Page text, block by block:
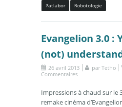
Patlabor
Robotologie
Evangelion 3.0 :
(not)
26 avril 2013 par Tetho
Commentaires
Impressions à chaud sur le
remake cinéma